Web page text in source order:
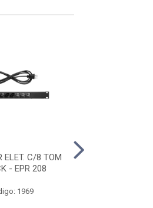
ELET. C/8 TOM
- EPR 208
1969